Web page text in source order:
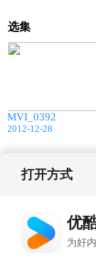
选集
MVI_0392
2012-12-28
打开方式
优
为好